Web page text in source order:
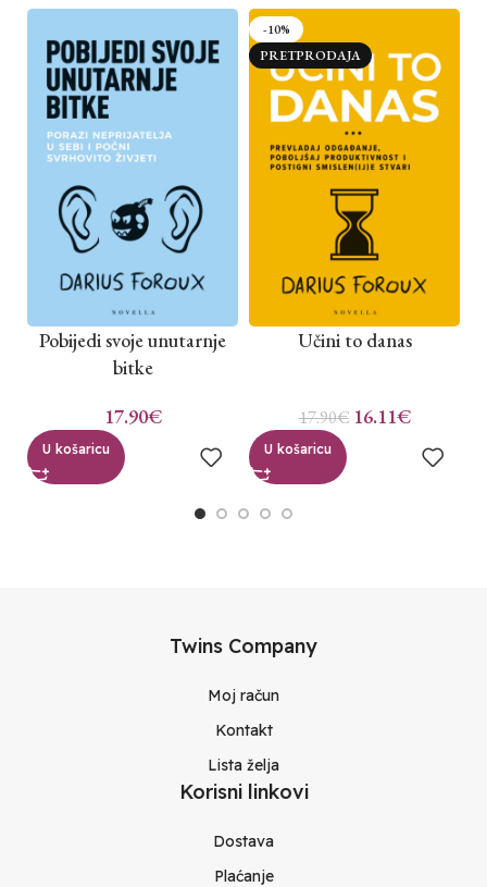
Pobijedi svoje unutarnje
bitke
17.90€
U košaricu
-10%
PRETPRODAJA
Učini to danas
17.90€ 16.11€
U košaricu
Twins Company
Moj račun
Kontakt
Lista želja
Korisni linkovi
Dostava
Plaćanje